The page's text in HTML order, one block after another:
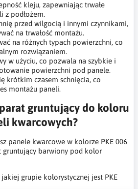
kleju, zapewniając trwałe
z podłożem.
przed wilgocią i innymi czynnikami,
na trwałość montażu.
na różnych typach powierzchni, co
rozwiązaniem.
w użyciu, co pozwala na szybkie i
powierzchni pod panele.
krótkim czasem schnięcia, co
montażu paneli.
gruntujący do koloru
kwarcowych?
panele kwarcowe w kolorze PKE 006
gruntujący barwiony pod kolor
grupie kolorystycznej jest PKE